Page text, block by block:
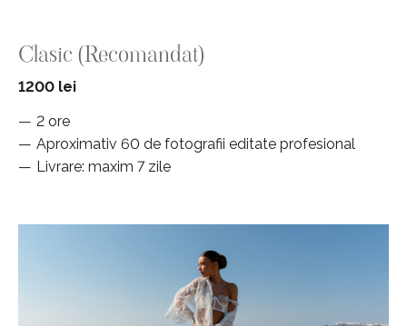
Clasic (Recomandat)
1200 lei
2 ore
Aproximativ 60 de fotografii editate profesional
Livrare: maxim 7 zile